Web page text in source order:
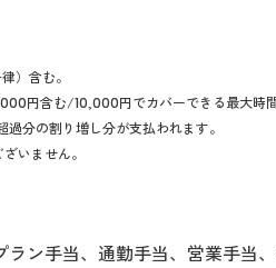
）含む。
円含む/10,000円でカバーできる最大時
分の割り増し分が支払われます。
いません。
ラン手当、通勤手当、営業手